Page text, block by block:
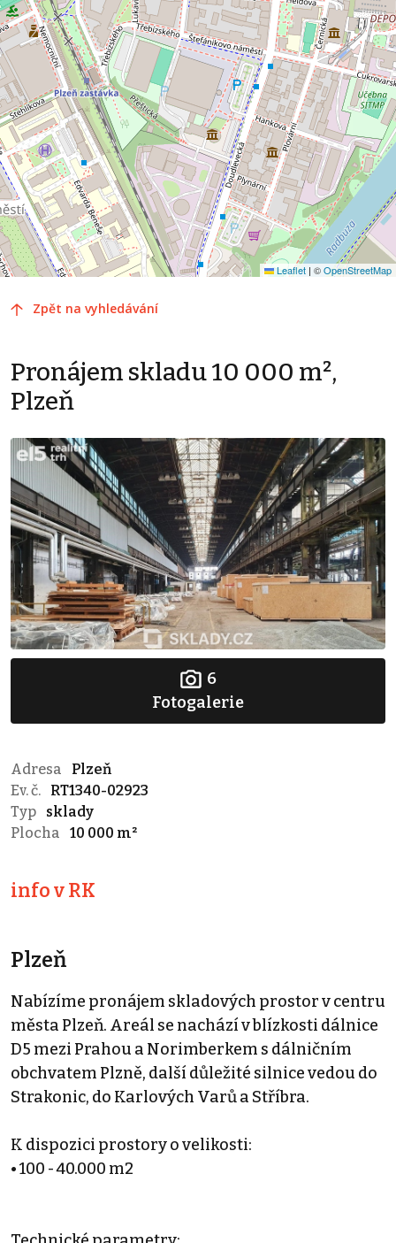
Leaflet | ©OpenStreetMap
Zpět na vyhledávání
Pronájem skladu 10 000 m²,
Plzeň
6
Fotogalerie
Adresa
Plzeň
Ev. č.
RT1340-02923
Typ
sklady
Plocha
10 000 m²
info v RK
Plzeň
Nabízíme pronájem skladových prostor v centru
města Plzeň. Areál se nachází v blízkosti dálnice
D5 mezi Prahou a Norimberkem s dálničním
obchvatem Plzně, další důležité silnice vedou do
Strakonic, do Karlových Varů a Stříbra.
K dispozici prostory o velikosti:
• 100 - 40.000 m2